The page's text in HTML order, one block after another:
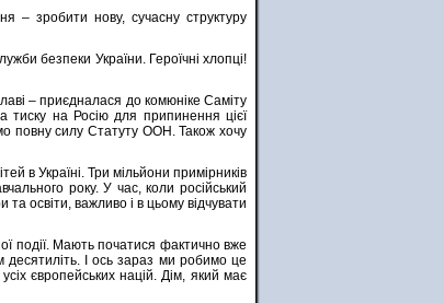
– зробити нову, сучасну структуру
безпеки України. Героїчні хлопці!
– приєдналася до комюніке Саміту
на Росію для припинення цієї
повну силу Статуту ООН. Також хочу
в Україні. Три мільйони примірників
року. У час, коли російський
та освіти, важливо і в цьому відчувати
події. Мають початися фактично вже
І ось зараз ми робимо це
європейських націй. Дім, який має